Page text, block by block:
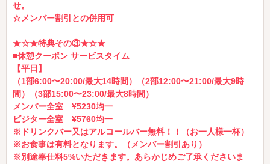
せ。
☆メンバー割引との併用可
★☆★特典その③★☆★
■休憩クーポン サービスタイム
【平日】
（1部6:00〜20:00/最大14時間）（2部12:00〜21:00/最大9時
間）（3部15:00〜23:00/最大8時間）
メンバー全室 ¥5230均一
ビジター全室 ¥5760均一
※ドリンクバー又はアルコールバー無料！！（お一人様一杯）
※お食事は有料となります。（メンバー割引あり）
※別途奉仕料5%いただきます。あらかじめご了承くださいま